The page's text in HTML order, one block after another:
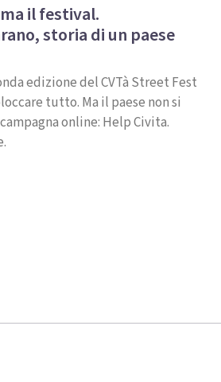
il festival.
storia di un paese
edizione del CVTà Street Fest
tutto. Ma il paese non si
online: Help Civita.